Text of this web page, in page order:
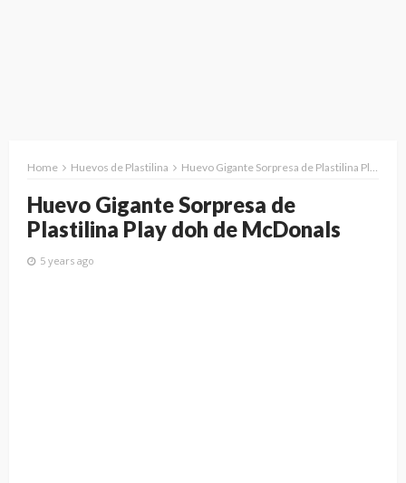
Home Huevos de Plastilina Huevo Gigante Sorpresa de Plastilina Play doh de McDonals
Huevo Gigante Sorpresa de
Plastilina Play doh de McDonals
5 years ago